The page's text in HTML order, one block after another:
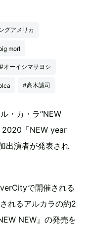
グアメリカ
morl
#オーイシマサヨシ
#高木誠司
・カ・ラ“NEW
2020「NEW year
出演者が発表され
で開催される
れるアルカラの約2
NEW』の発売を